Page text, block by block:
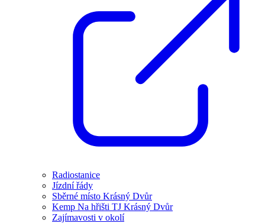
Radiostanice
Jízdní řády
Sběrné místo Krásný Dvůr
Kemp Na hřišti TJ Krásný Dvůr
Zajímavosti v okolí